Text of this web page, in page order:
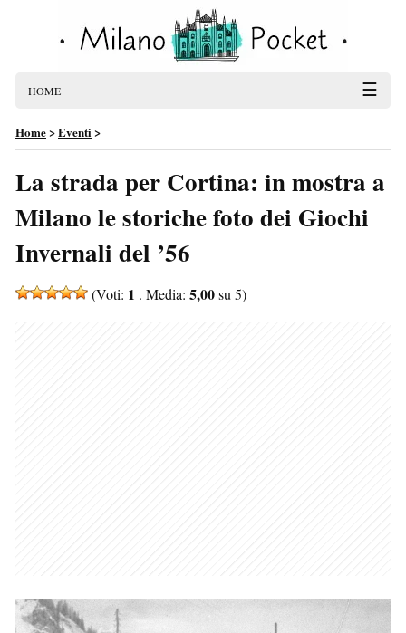
HOME ☰
Home>Eventi>
La strada per Cortina: in mostra a
Milano le storiche foto dei Giochi
Invernali del ’56
(Voti: 1 . Media: 5,00su 5)